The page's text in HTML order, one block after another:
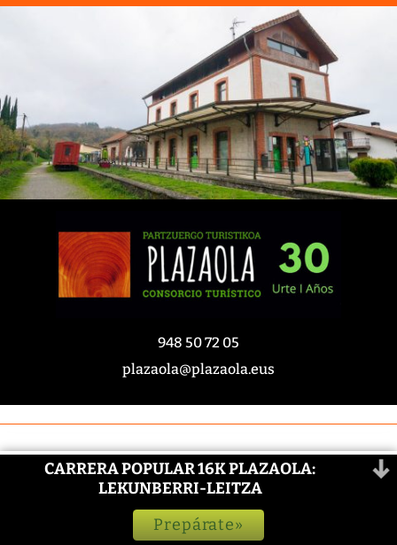
948 50 72 05
plazaola@plazaola.eus
Subvenciona Gobierno de Navarra
CARRERA POPULAR 16K PLAZAOLA:
LEKUNBERRI-LEITZA
Prepárate»